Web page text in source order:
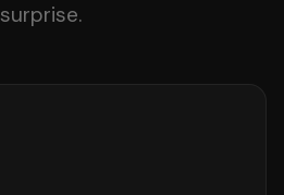
surprise.